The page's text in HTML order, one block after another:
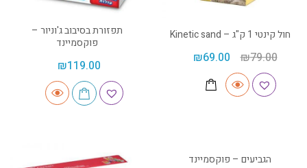
חול קינטי 1 ק"ג – Kinetic sand
₪79.00
₪69.00
תפזורת בסיבוב ג'וניור –
פוקסמיינד
₪119.00
הגביעים – פוקסמיינד